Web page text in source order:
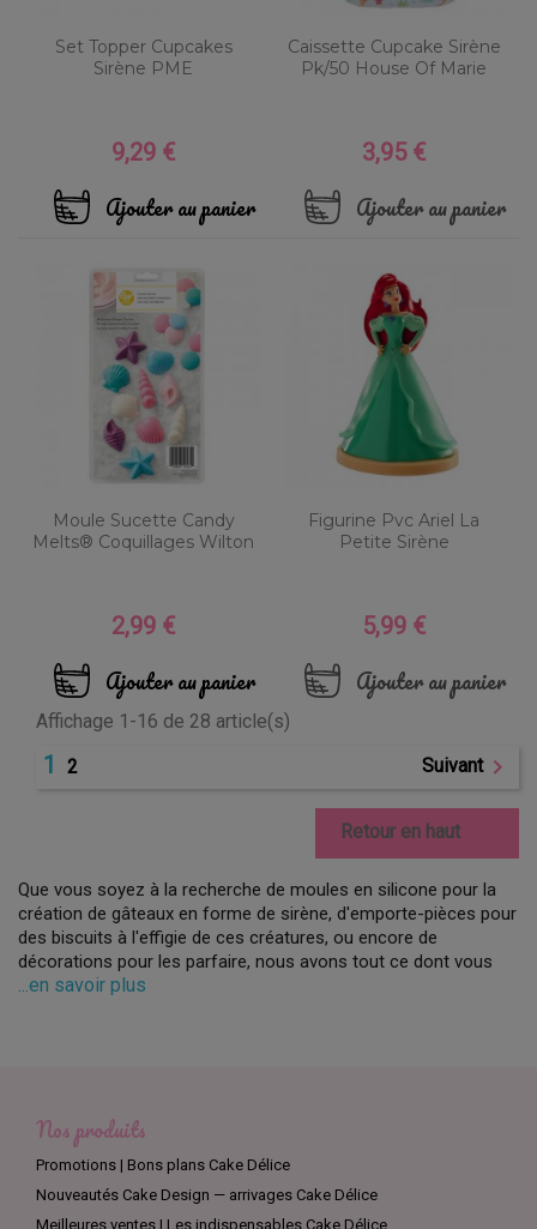
Set Topper Cupcakes
Sirène PME
Prix
9,29 €
Ajouter au panier
Caissette Cupcake Sirène
Pk/50 House Of Marie
Prix
3,95 €
Ajouter au panier
Moule Sucette Candy
Melts® Coquillages Wilton
Prix
2,99 €
Ajouter au panier
Figurine Pvc Ariel La
Petite Sirène
Prix
5,99 €
Ajouter au panier
Affichage 1-16 de 28 article(s)
1 2 Suivant
Retour en haut
Que vous soyez à la recherche de moules en silicone pour la
création de gâteaux en forme de sirène, d'emporte-pièces pour
des biscuits à l'effigie de ces créatures, ou encore de
décorations pour les parfaire, nous avons tout ce dont vous
avez besoin.
cuisine ou un professionnel du Cake Design, notre catégorie
Sirène est là pour vous offrir le meilleur des produits pour créer
des merveilles culinaires. Alors, n'attendez plus et laissez libre
cours à votre créativité en explorant notre sélection de produits
...en savoir plus
Nos produits
Promotions | Bons plans Cake Délice
Nouveautés Cake Design — arrivages Cake Délice
Meilleures ventes | Les indispensables Cake Délice